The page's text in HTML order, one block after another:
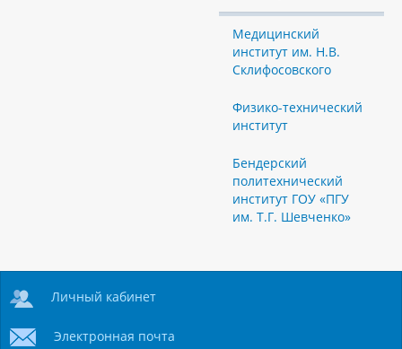
Медицинский
институт им. Н.В.
Склифосовского
Физико-технический
институт
Бендерский
политехнический
институт ГОУ «ПГУ
им. Т.Г. Шевченко»
Личный кабинет
Электронная почта